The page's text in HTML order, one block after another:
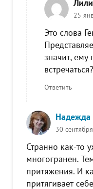
25
Это слова
значит, ему
встречаться?
Ответить
Надежда
30
Странно как-то
многогранен.
притяжения. И
притягивает